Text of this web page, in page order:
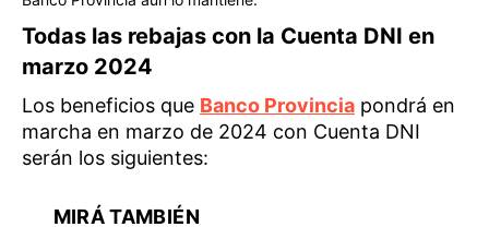
Todas las rebajas con la Cuenta DNI en
marzo 2024
Los beneficios que Banco Provincia pondrá en
marcha en marzo de 2024 con Cuenta DNI
serán los siguientes: